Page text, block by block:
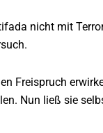
nicht mit
Freispruch
Nun ließ sie